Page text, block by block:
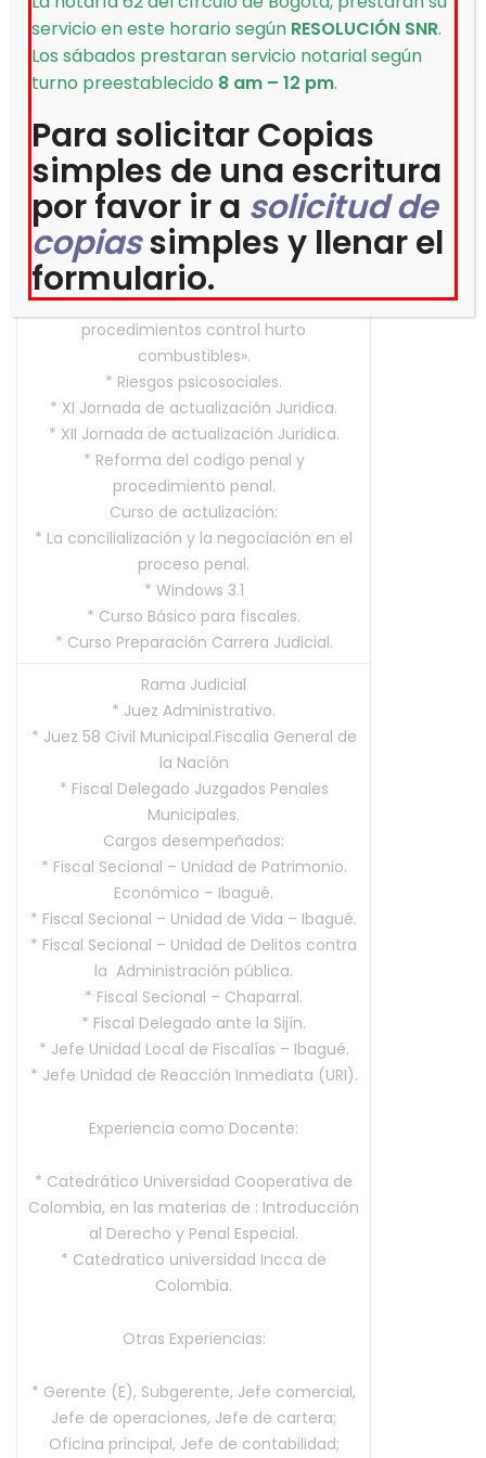
Criminalógicas.
* Especialista en Derecho Administrativo y
Constitucional.
* Especialista en Casación Penal.
* Especialista en Derecho
Constitucional.Seminarios de Actualización:
* Propiedad intelectual (Derechos de
autor).
* Derecho penal, procesal y probatorio
* Taller sobre elementos básicos de
medicina legal y psiquiatría forense.
* Seminario taller «Tecnicas y
procedimientos control hurto
combustibles».
* Riesgos psicosociales.
* XI Jornada de actualización Juridica.
* XII Jornada de actualización Juridica.
* Reforma del codigo penal y
procedimiento penal.
Curso de actulización:
* La concilialización y la negociación en el
proceso penal.
* Windows 3.1
* Curso Básico para fiscales.
* Curso Preparación Carrera Judicial.
Rama Judicial
* Juez Administrativo.
* Juez 58 Civil Municipal.Fiscalia General de
la Nación
* Fiscal Delegado Juzgados Penales
Municipales.
Cargos desempeñados:
* Fiscal Secional – Unidad de Patrimonio.
Económico – Ibagué.
* Fiscal Secional – Unidad de Vida – Ibagué.
* Fiscal Secional – Unidad de Delitos contra
la Administración pública.
* Fiscal Secional – Chaparral.
* Fiscal Delegado ante la Sijín.
* Jefe Unidad Local de Fiscalías – Ibagué.
* Jefe Unidad de Reacción Inmediata (URI).
Experiencia como Docente:
* Catedrático Universidad Cooperativa de
Colombia, en las materias de : Introducción
al Derecho y Penal Especial.
* Catedratico universidad Incca de
Colombia.
Otras Experiencias:
* Gerente (E), Subgerente, Jefe comercial,
Jefe de operaciones, Jefe de cartera;
Oficina principal, Jefe de contabilidad;
servicio en este horario según RESOLUCIÓN SNR.
Los sábados prestaran servicio notarial según
turno preestablecido 8 am – 12 pm.
Para solicitar Copias
simples de una escritura
por favor ir a solicitud de
copiassimples y llenar el
formulario.